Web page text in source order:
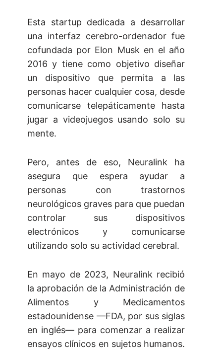
Esta startup dedicada a desarrollar
una interfaz cerebro-ordenador fue
cofundada por Elon Musk en el año
2016 y tiene como objetivo diseñar
un dispositivo que permita a las
personas hacer cualquier cosa, desde
comunicarse telepáticamente hasta
jugar a videojuegos usando solo su
mente.
Pero, antes de eso, Neuralink ha
asegura que espera ayudar a
personas con trastornos
neurológicos graves para que puedan
controlar sus dispositivos
electrónicos y comunicarse
utilizando solo su actividad cerebral.
En mayo de 2023, Neuralink recibió
la aprobación de la Administración de
Alimentos y Medicamentos
estadounidense —FDA, por sus siglas
en inglés— para comenzar a realizar
ensayos clínicos en sujetos humanos.